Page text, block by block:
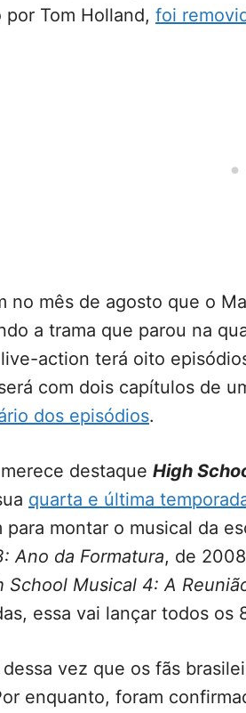
por Tom Holland, foi
no mês de agosto que o
a trama que parou na
action terá oito
com dois capítulos de
dos episódios.
destaque High
quarta e última
para montar o musical da
Ano da Formatura, de
School Musical 4: A
essa vai lançar todos os
dessa vez que os fãs
enquanto, foram